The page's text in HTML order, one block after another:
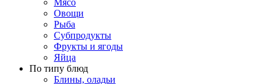
Овощи
Рыба
Субпродукты
Фрукты и ягоды
Яйца
По типу блюд
Блины, оладьи